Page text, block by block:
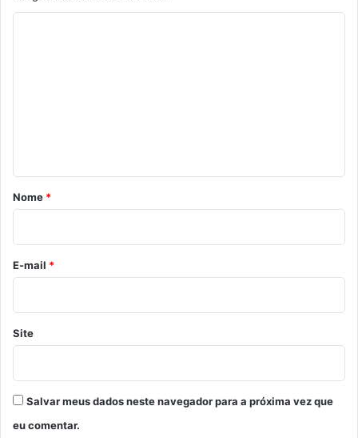
r
o
*
Nome *
E-mail *
Site
Salvar meus dados neste navegador para a próxima vez que
eu comentar.